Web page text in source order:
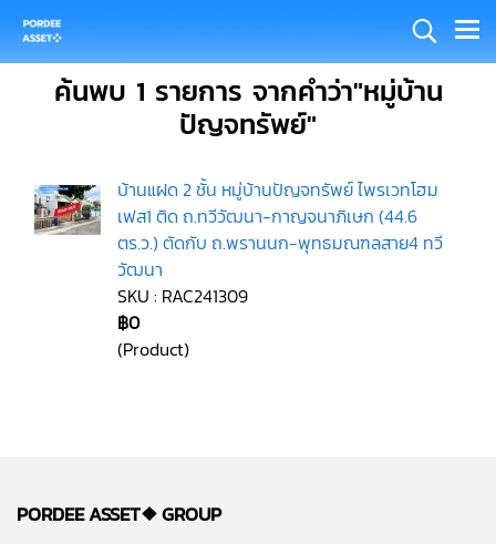
ค้นพบ 1 รายการ จากคำว่า"หมู่บ้าน
ปัญจทรัพย์"
บ้านแฝด 2 ชั้น หมู่บ้านปัญจทรัพย์ ไพรเวทโฮม
เฟส1 ติด ถ.ทวีวัฒนา-กาญจนาภิเษก (44.6
ตร.ว.) ตัดกับ ถ.พรานนก-พุทธมณฑลสาย4 ทวี
วัฒนา
SKU : RAC241309
฿0
(Product)
PORDEE ASSET❖GROUP